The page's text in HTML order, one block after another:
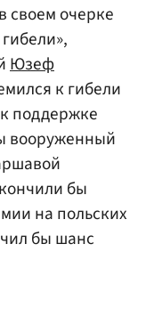
в своем очерке
Юзеф
к гибели
поддержке
вооруженный
бы
на польских
бы шанс